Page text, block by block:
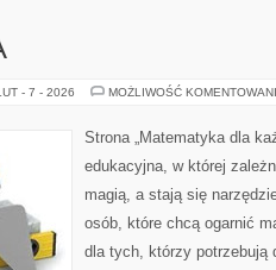
- 7 - 2026 MOŻLIWOŚĆ
Strona „Matematyka dla
edukacyjna, w której
magią, a stają się
osób, które chcą ogarnić
dla tych, którzy potrzebują